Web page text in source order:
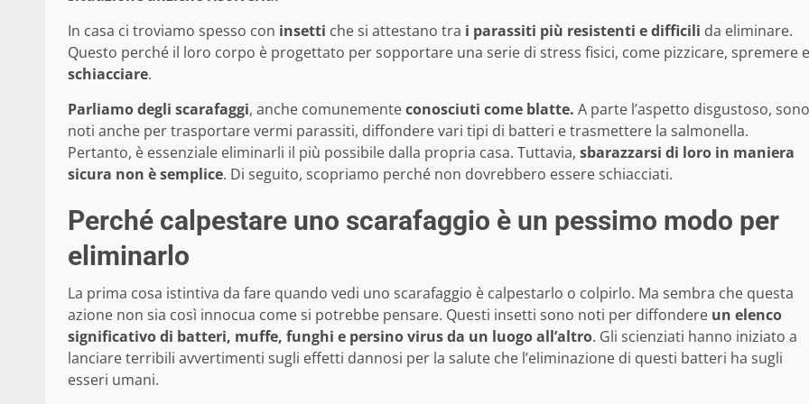
In casa ci troviamo spesso con insetti che si attestano tra i parassiti più resistenti e difficili da eliminare.
Questo perché il loro corpo è progettato per sopportare una serie di stress fisici, come pizzicare, spremere e
schiacciare.
Parliamo degli scarafaggi, anche comunementeconosciuti come blatte. A parte l’aspetto disgustoso, sono
noti anche per trasportare vermi parassiti, diffondere vari tipi di batteri e trasmettere la salmonella.
Pertanto, è essenziale eliminarli il più possibile dalla propria casa. Tuttavia, sbarazzarsi di loro in maniera
sicura non è semplice. Di seguito, scopriamo perché non dovrebbero essere schiacciati.
Perché calpestare uno scarafaggio è un pessimo modo per
eliminarlo
La prima cosa istintiva da fare quando vedi uno scarafaggio è calpestarlo o colpirlo. Ma sembra che questa
azione non sia così innocua come si potrebbe pensare. Questi insetti sono noti per diffondere un elenco
significativo di batteri, muffe, funghi e persino virus da un luogo all’altro. Gli scienziati hanno iniziato a
lanciare terribili avvertimenti sugli effetti dannosi per la salute che l’eliminazione di questi batteri ha sugli
esseri umani.